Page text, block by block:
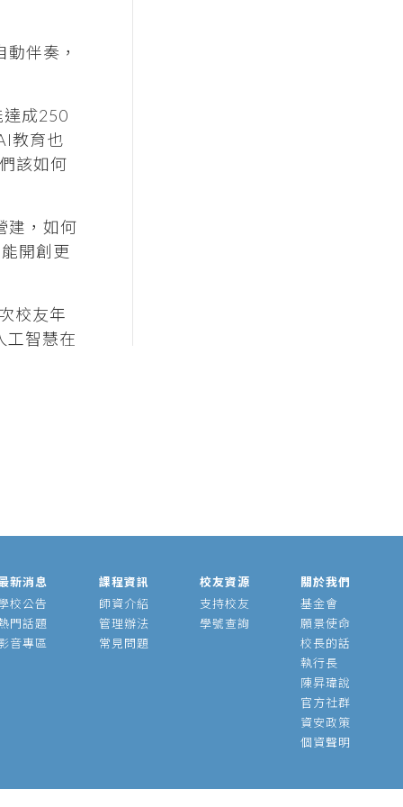
伴奏，
成250
教育也
該如何
建，如何
開創更
校友年
工智慧在
新消息
校公告
門話題
音專區
課程資訊
師資介紹
管理辦法
常見問題
校友資源
支持校友
學號查詢
關於我們
基金會
願景使命
校長的話
執行長
陳昇瑋說
官方社群
資安政策
個資聲明